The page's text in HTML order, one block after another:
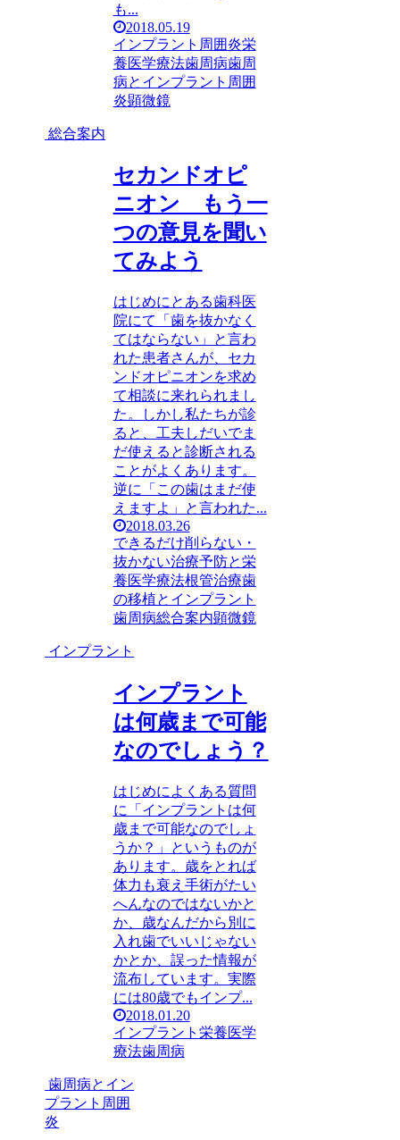
も...
2018.05.19
インプラント周囲炎栄
養医学療法歯周病歯周
病とインプラント周囲
炎顕微鏡
総合案内
セカンドオピ
ニオン もう一
つの意見を聞い
てみよう
はじめにとある歯科医
院にて「歯を抜かなく
てはならない」と言わ
れた患者さんが、セカ
ンドオピニオンを求め
て相談に来れられまし
た。しかし私たちが診
ると、工夫しだいでま
だ使えると診断される
ことがよくあります。
逆に「この歯はまだ使
えますよ」と言われた...
2018.03.26
できるだけ削らない・
抜かない治療予防と栄
養医学療法根管治療歯
の移植とインプラント
歯周病総合案内顕微鏡
インプラント
インプラント
は何歳まで可能
なのでしょう？
はじめによくある質問
に「インプラントは何
歳まで可能なのでしょ
うか？」というものが
あります。歳をとれば
体力も衰え手術がたい
へんなのではないかと
か、歳なんだから別に
入れ歯でいいじゃない
かとか、誤った情報が
流布しています。実際
には80歳でもインプ...
2018.01.20
インプラント 栄養医学
療法歯周病
歯周病とイン
プラント周囲
炎